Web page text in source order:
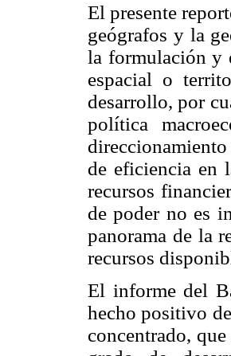
El presente
geógrafos y la
la formulación y
espacial o
desarrollo, por
política
de eficiencia en
recursos
de poder no es
panorama de la
recursos
El informe del
hecho positivo
concentrado,